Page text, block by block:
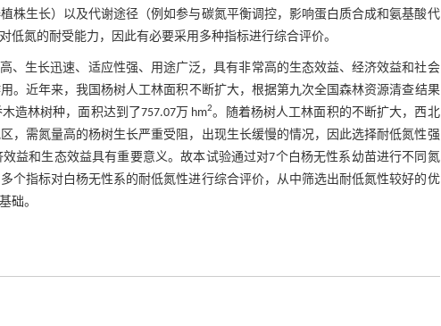
株生长）以及代谢途径（例如参与碳氮平衡调控，影响蛋白质合成和氨基酸代
低氮的耐受能力，因此有必要采用多种指标进行综合评价。
、生长迅速、适应性强、用途广泛，具有非常高的生态效益、经济效益和社会
。近年来，我国杨树人工林面积不断扩大，根据第九次全国森林资源清查结果
造林树种，面积达到了757.07万 hm2。随着杨树人工林面积的不断扩大，西北
，需氮量高的杨树生长严重受阻，出现生长缓慢的情况，因此选择耐低氮性强
益和生态效益具有重要意义。故本试验通过对7个白杨无性系幼苗进行不同氮
个指标对白杨无性系的耐低氮性进行综合评价，从中筛选出耐低氮性较好的优
础。